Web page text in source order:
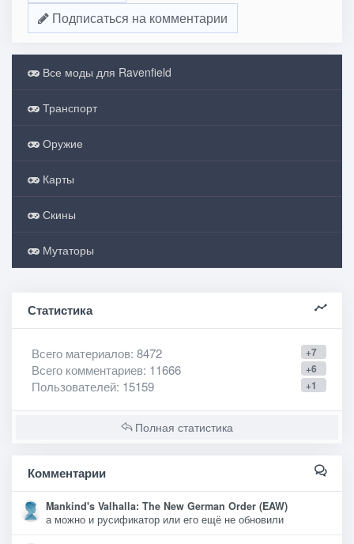
Подписаться на комментарии
Все моды для Ravenfield
Транспорт
Оружие
Карты
Скины
Мутаторы
Статистика
+7
Всего материалов: 8472
+6
Всего комментариев: 11666
+1
Пользователей: 15159
Полная статистика
Комментарии
Mankind's Valhalla: The New German Order (EAW)
а можно и русификатор или его ещё не обновили